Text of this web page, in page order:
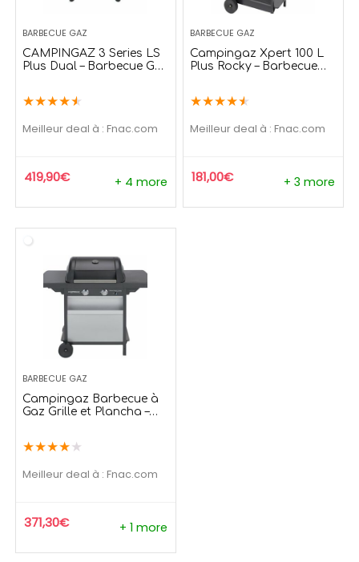
BARBECUE GAZ
CAMPINGAZ 3 Series LS
Plus Dual – Barbecue Gaz
★★★★★
Meilleur deal à : fnac.com
419,90€ + 4 more
BARBECUE GAZ
Campingaz Xpert 100 L
Plus Rocky – Barbecue
★★★★★
Meilleur deal à : fnac.com
181,00€ + 3 more
BARBECUE GAZ
Campingaz Barbecue à
Gaz Grille et Plancha –
★★★★★
Meilleur deal à : fnac.com
371,30€ + 1 more